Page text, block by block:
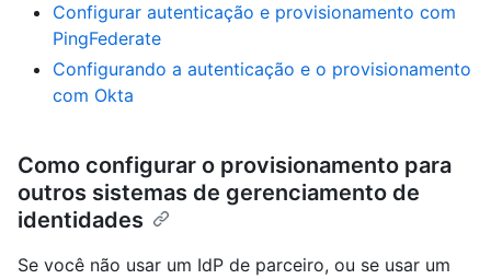
Configurar autenticação e provisionamento com
PingFederate
Configurando a autenticação e o provisionamento
com Okta
Como configurar o provisionamento para
outros sistemas de gerenciamento de
identidades
Se você não usar um IdP de parceiro, ou se usar um